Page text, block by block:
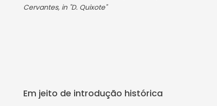
Cervantes, in "D. Quixote"
Em jeito de introdução histórica